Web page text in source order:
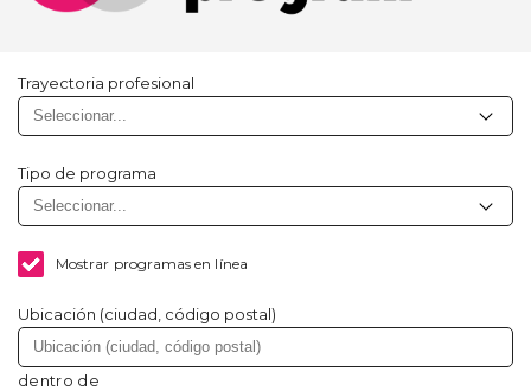
Trayectoria profesional
Tipo de programa
Mostrar programas en línea
Ubicación (ciudad, código postal)
dentro de